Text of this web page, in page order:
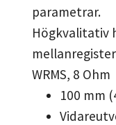
parametrar.
Högkvalitativ
WRMS, 8 Ohm
100 mm